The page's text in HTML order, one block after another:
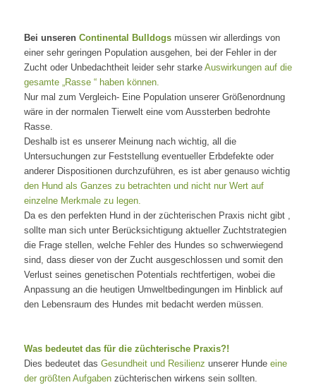
Bei unseren Continental Bulldogsmüssen wir allerdings von
einer sehr geringen Population ausgehen, bei der Fehler in der
Zucht oder Unbedachtheit leider sehr starke Auswirkungen auf die
gesamte „Rasse “ haben können.
Nur mal zum Vergleich- Eine Population unserer Größenordnung
wäre in der normalen Tierwelt eine vom Aussterben bedrohte
Rasse.
Deshalb ist es unserer Meinung nach wichtig, all die
Untersuchungen zur Feststellung eventueller Erbdefekte oder
anderer Dispositionen durchzuführen, es ist aber genauso wichtig
den Hund als Ganzes zu betrachten und nicht nur Wert auf
einzelne Merkmale zu legen.
Da es den perfekten Hund in der züchterischen Praxis nicht gibt ,
sollte man sich unter Berücksichtigung aktueller Zuchtstrategien
die Frage stellen, welche Fehler des Hundes so schwerwiegend
sind, dass dieser von der Zucht ausgeschlossen und somit den
Verlust seines genetischen Potentials rechtfertigen, wobei die
Anpassung an die heutigen Umweltbedingungen im Hinblick auf
den Lebensraum des Hundes mit bedacht werden müssen.
Was bedeutet das für die züchterische Praxis?!
Dies bedeutet das Gesundheit und Resilienz unserer Hundeeine
der größten Aufgabenzüchterischen wirkens sein sollten.